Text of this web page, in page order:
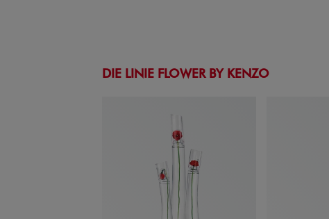
DIE LINIE FLOWER BY KENZO